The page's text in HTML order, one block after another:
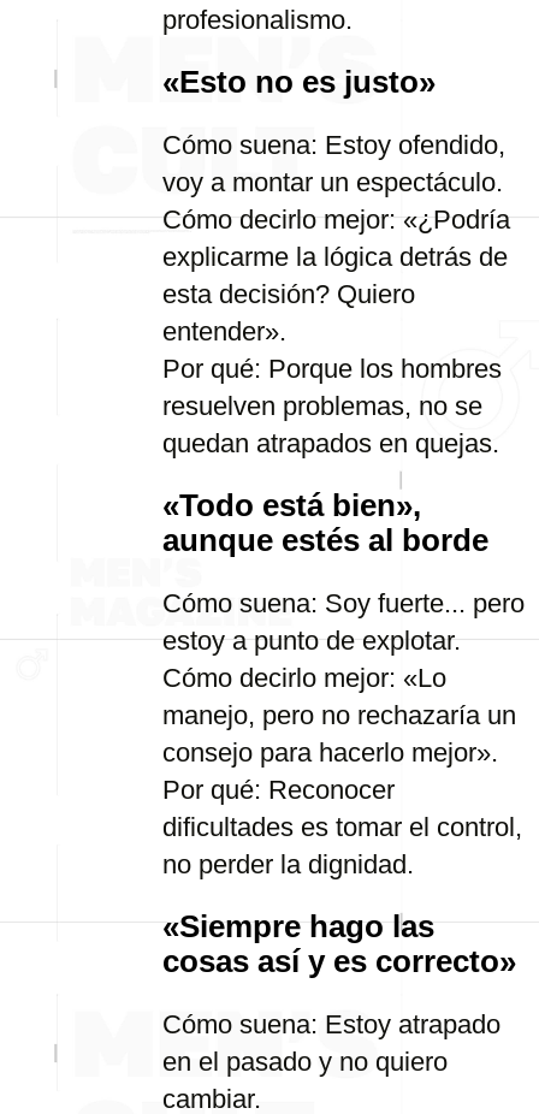
profesionalismo.
«Esto no es justo»
Cómo suena: Estoy ofendido,
voy a montar un espectáculo.
Cómo decirlo mejor: «¿Podría
explicarme la lógica detrás de
esta decisión? Quiero
entender».
Por qué: Porque los hombres
resuelven problemas, no se
quedan atrapados en quejas.
«Todo está bien»,
aunque estés al borde
Cómo suena: Soy fuerte... pero
estoy a punto de explotar.
Cómo decirlo mejor: «Lo
manejo, pero no rechazaría un
consejo para hacerlo mejor».
Por qué: Reconocer
dificultades es tomar el control,
no perder la dignidad.
«Siempre hago las
cosas así y es correcto»
Cómo suena: Estoy atrapado
en el pasado y no quiero
cambiar.